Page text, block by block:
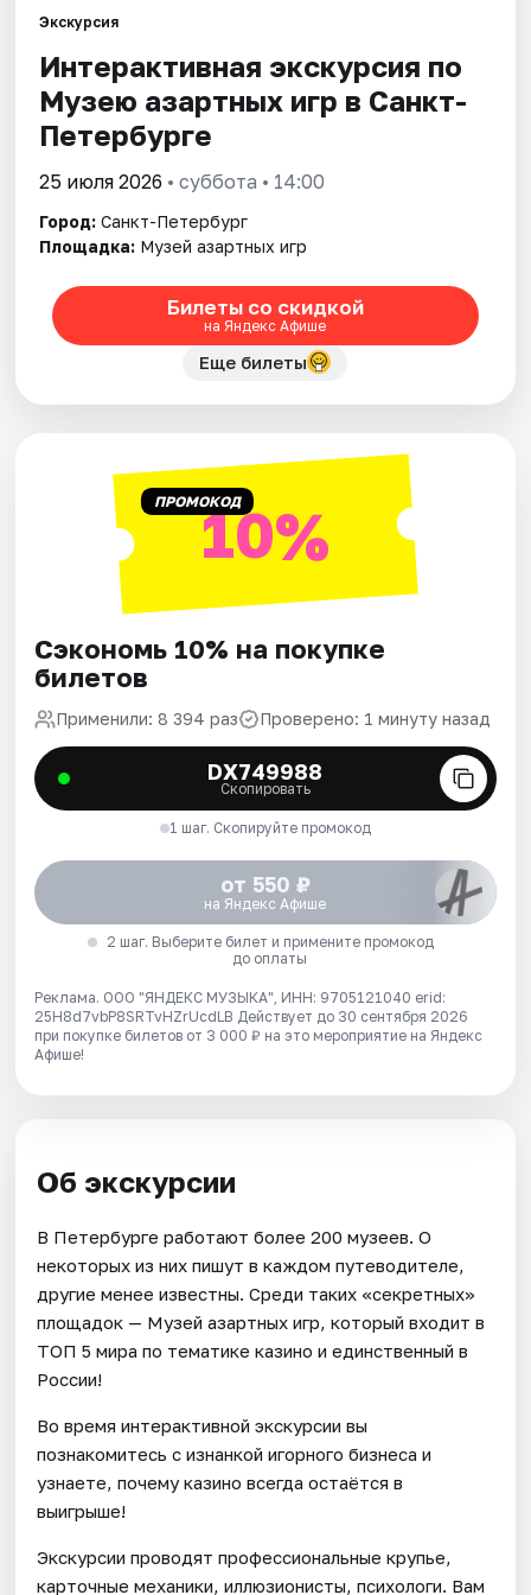
Города
Площадки
Артисты
Рейтинги
Экскурсия
Интерактивная экскурсия по
Музею азартных игр в Санкт-
Петербурге
25 июля 2026 • суббота • 14:00
Город: Санкт-Петербург
Площадка: Музей азартных игр
Билеты со скидкой
на Яндекс Афише
Еще билеты
ПРОМОКОД10%
Сэкономь 10% на покупке
билетов
Применили: 8 394 раз Проверено: 1 минуту назад
DX749988
Скопировать
1 шаг. Скопируйте промокод
от 550 ₽
на Яндекс Афише
2 шаг. Выберите билет и примените промокод
до оплаты
Реклама. ООО "ЯНДЕКС МУЗЫКА", ИНН: 9705121040 erid:
25H8d7vbP8SRTvHZrUcdLB Действует до 30 сентября 2026
при покупке билетов от 3 000 ₽ на это мероприятие на Яндекс
Афише!
Об экскурсии
В Петербурге работают более 200 музеев. О
некоторых из них пишут в каждом путеводителе,
другие менее известны. Среди таких «секретных»
площадок — Музей азартных игр, который входит в
ТОП 5 мира по тематике казино и единственный в
России!
Во время интерактивной экскурсии вы
познакомитесь с изнанкой игорного бизнеса и
узнаете, почему казино всегда остаётся в
выигрыше!
Экскурсии проводят профессиональные крупье,
карточные механики, иллюзионисты, психологи. Вам